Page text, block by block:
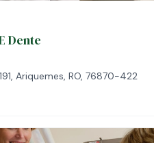
Dente
Ariquemes, RO, 76870-422